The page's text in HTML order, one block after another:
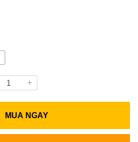
MUA NGAY